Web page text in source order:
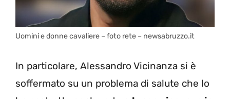
Uomini e donne cavaliere – foto rete – newsabruzzo.it
In particolare, Alessandro Vicinanza si è
soffermato su un problema di salute che lo